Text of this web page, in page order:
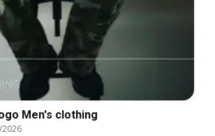
Men's clothing